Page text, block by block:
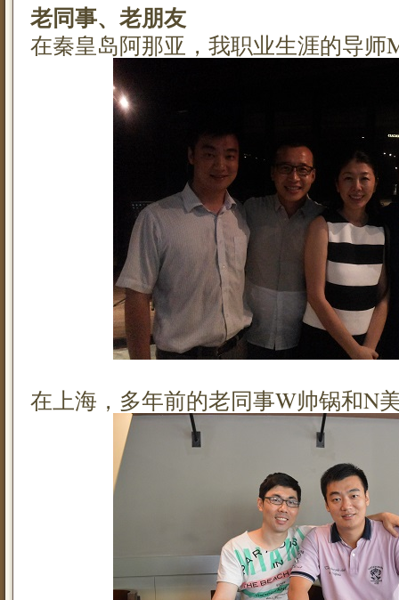
老同事、老朋友
在秦皇岛阿那亚，我职业生涯的导师
在上海，多年前的老同事W帅锅和N